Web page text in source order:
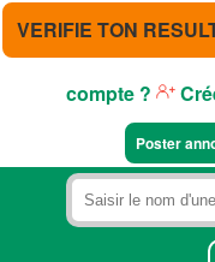
VERIFIE TON
compte ?
Poster